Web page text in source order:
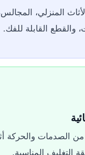
المنزلي،
والقطع القابلة للفك.
الصدمات والحركة
التغليف المناسبة.